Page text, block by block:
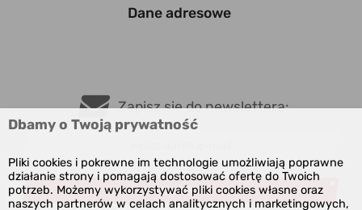
Zapisz się do newslettera:
ZAPISZ
Dane adresowe
Dbamy o Twoją prywatność
Pliki cookies i pokrewne im technologie umożliwiają poprawne
działanie strony i pomagają dostosować ofertę do Twoich
potrzeb. Możemy wykorzystywać pliki cookies własne oraz
naszych partnerów w celach analitycznych i marketingowych,